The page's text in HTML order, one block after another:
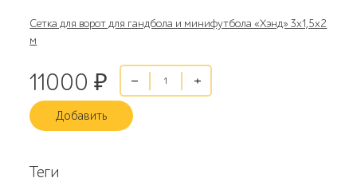
Сетка для ворот для гандбола и минифутбола «Хэнд» 3х1,5х2
м
11000 ₽
Добавить
Теги